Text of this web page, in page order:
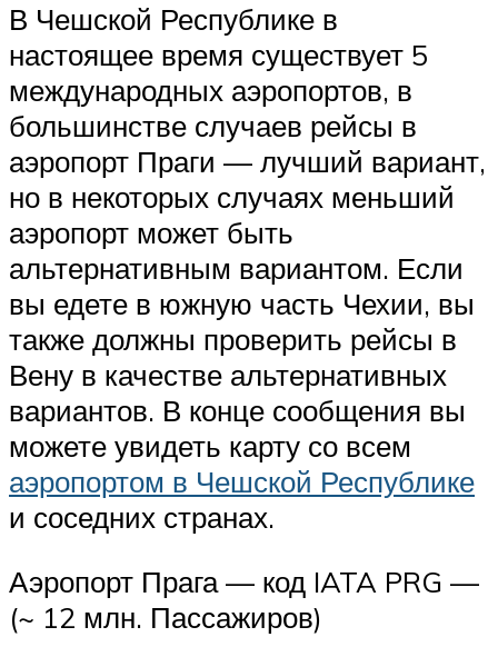
В Чешской Республике в
настоящее время существует 5
международных аэропортов, в
большинстве случаев рейсы в
аэропорт Праги — лучший вариант,
но в некоторых случаях меньший
аэропорт может быть
альтернативным вариантом. Если
вы едете в южную часть Чехии, вы
также должны проверить рейсы в
Вену в качестве альтернативных
вариантов. В конце сообщения вы
можете увидеть карту со всем
аэропортом в Чешской Республике
и соседних странах.
Аэропорт Прага — код IATA PRG —
(~ 12 млн. Пассажиров)